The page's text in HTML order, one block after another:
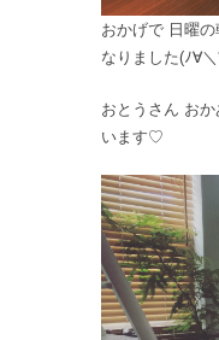
おかげで 日曜
なりました(ﾉ∀
おとうさん お
います♡